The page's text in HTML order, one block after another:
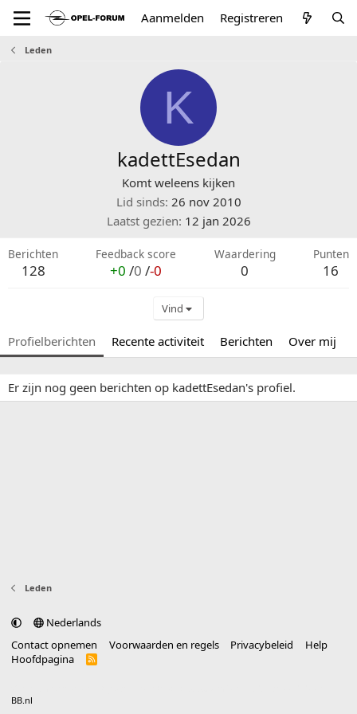
Aanmelden Registreren
Leden
K
kadettEsedan
Komt weleens kijken
Lid sinds 26 nov 2010
Laatst gezien 12 jan 2026
Berichten
128
Feedback score
+0 /0 /-0
Waardering
0
Punten
16
Vind
Profielberichten Recente activiteit Berichten Over mij
Er zijn nog geen berichten op kadettEsedan's profiel.
Leden
Nederlands
Contact opnemen
Voorwaarden en regels Privacybeleid
Help
Hoofdpagina
R
BB.nl